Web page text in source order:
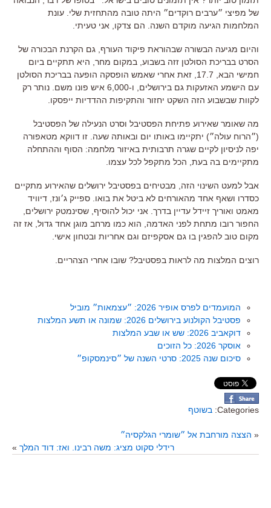
של מפיצי ״ערבים רוקדים״ היתה טובה מהתחזית שלי. עונת
המלחמות הגיעה מוקדם השנה. הם צדקו, אני טעיתי.
והיום מגיעה הבשורה שבהוראת פיקוד העורף, גם הקרנת הבכורה של
הסרט בבריכת הסולטן זזה בשבוע, במקום מחר, היא תתקיים ביום
חמישי הבא, 17.7, זאת אחרי שאמש הופסקה הופעה בבריכת הסולטן
עם הישמע האזעקות גם בירושלים, ו-6,000 איש פונו משם. נותר רק
לקוות שבשבוע הזה השקט יחזור והתקיפות ההדדיות ייפסקו.
מה שאומר שאירוע פתיחת הפסטיבל וסרט הנעילה של הפסטיבל
(״הרוח עולה״) יתקיימו באותו יום ובאותה שעה. זו דווקא מטאפורה
יפה לניסיון לקיים שגרה תרבותית באיזור מלחמה: הסוף וההתחלה
מתקיימים בה בעת, הכל מתקפל לכל עצמו.
אבל למעט השינוי הזה, מבטיחים בפסטיבל ירושלים שהאירוע מתקיים
כסדרו ושאף אחד מהאורחים לא ביטל את בואו. ספייק ג׳ונז, דיוויד
מאמט ואוריך זיידל עדיין בדרך. אני יכול להוסיף, שסינמטק ירושלים,
החפור רובו מתחת לפני האדמה, הוא כמו מרחב מוגן אחד גדול, אז זה
מקום טוב להפגין בו גם אסקפיזם וגם אחריות ובטחון אישי.
רוצים המלצות מה לראות בפסטיבל? שובו אחרי הצהריים.
המועמדים לפרס אופיר 2026: ״עצמאות״ מוביל
פסטיבל הקולנוע בירושלים 2026: שמונה או תשע המלצות
דוקאביב 2026: שש או שבע המלצות
אוסקר 2026: כל הזוכים
סיכום שנה 2025: סרטי השנה של ״סינמסקופ״
Categories: בשוטף
« הצצה מורחבת אל ״שומרי הגלקסיה״
רידלי סקוט מציג: משה רבינו. ואז: דוד המלך »